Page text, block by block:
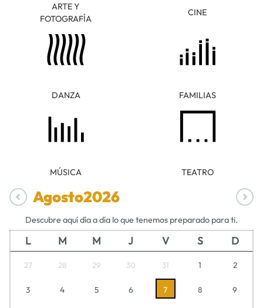
ARTE Y
FOTOGRAFÍA
CINE
DANZA FAMILIAS
MÚSICA TEATRO
Agosto2026
Descubre aquí día a día lo que tenemos preparado para ti.
L M M J V S D
27 28 29 30 31 1 2
3 4 5 6 7 8 9